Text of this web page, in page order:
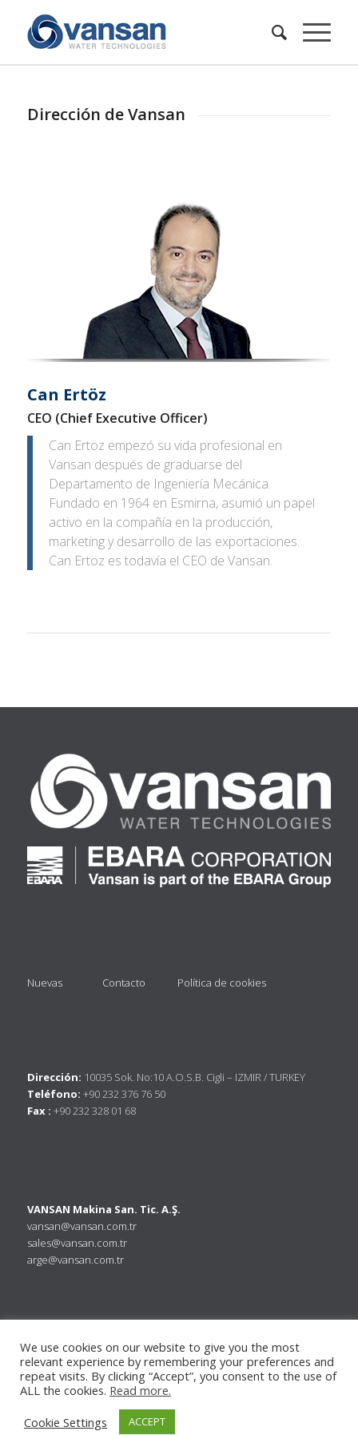
Dirección de Vansan
Can Ertöz
CEO (Chief Executive Officer)
Can Ertöz empezó su vida profesional en
Vansan después de graduarse del
Departamento de Ingeniería Mecánica.
Fundado en 1964 en Esmirna, asumió un papel
activo en la compañía en la producción,
marketing y desarrollo de las exportaciones.
Can Ertöz es todavía el CEO de Vansan.
Nuevas Contacto Política de cookies
Dirección: 10035 Sok. No:10 A.O.S.B. Cigli – IZMIR / TURKEY
Teléfono: +90 232 376 76 50
Fax : +90 232 328 01 68
VANSAN Makina San. Tic. A.Ş.
vansan@vansan.com.tr
sales@vansan.com.tr
arge@vansan.com.tr
We use cookies on our website to give you the most
relevant experience by remembering your preferences and
repeat visits. By clicking “Accept”, you consent to the use of
ALL the cookies. Read more.
Cookie Settings
ACCEPT